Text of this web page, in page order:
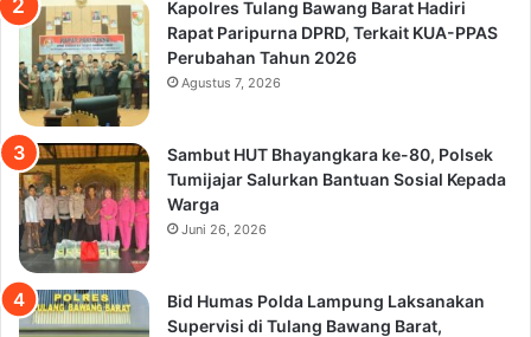
Kapolres Tulang Bawang Barat Hadiri
Rapat Paripurna DPRD, Terkait KUA-PPAS
Perubahan Tahun 2026
Agustus 7, 2026
Sambut HUT Bhayangkara ke-80, Polsek
Tumijajar Salurkan Bantuan Sosial Kepada
Warga
Juni 26, 2026
Bid Humas Polda Lampung Laksanakan
Supervisi di Tulang Bawang Barat,